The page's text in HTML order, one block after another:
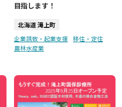
目指します！
北海道 滝上町
企業誘致・起業支援
移住・定住
農林水産業